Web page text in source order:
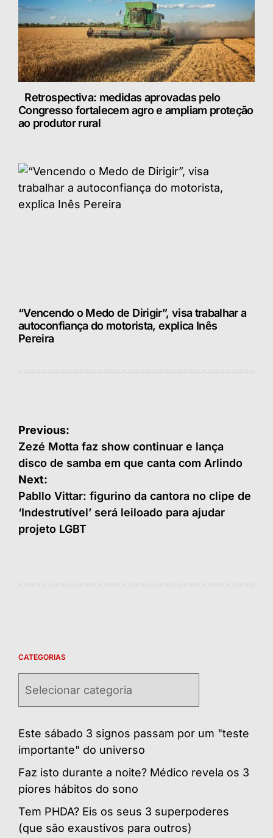
Retrospectiva: medidas aprovadas pelo
Congresso fortalecem agro e ampliam proteção
ao produtor rural
“Vencendo o Medo de Dirigir”, visa trabalhar a
autoconfiança do motorista, explica Inês
Pereira
Navegação
de
Post
Previous:
Zezé Motta faz show continuar e lança
disco de samba em que canta com Arlindo
Next:
Pabllo Vittar: figurino da cantora no clipe de
‘Indestrutível’ será leiloado para ajudar
projeto LGBT
CATEGORIAS
Este sábado 3 signos passam por um "teste
importante" do universo
Faz isto durante a noite? Médico revela os 3
piores hábitos do sono
Tem PHDA? Eis os seus 3 superpoderes
(que são exaustivos para outros)